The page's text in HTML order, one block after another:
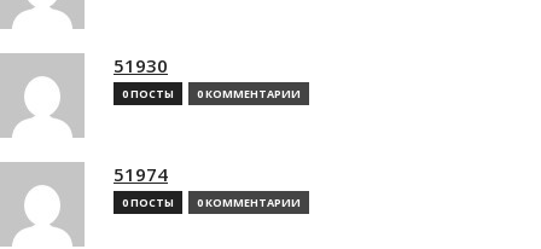
51930
0 ПОСТЫ 0 КОММЕНТАРИИ
51974
0 ПОСТЫ 0 КОММЕНТАРИИ